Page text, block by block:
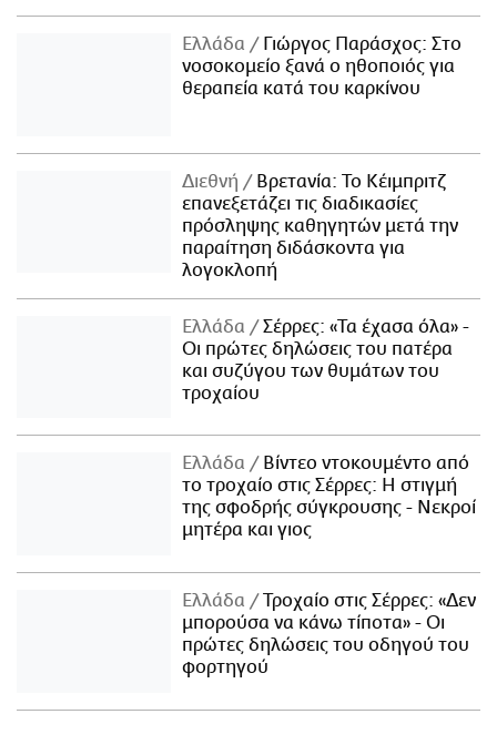
Ελλάδα
Γιώργος Παράσχος: Στο
νοσοκομείο ξανά ο ηθοποιός για
θεραπεία κατά του καρκίνου
Διεθνή
Βρετανία: Το Κέιμπριτζ
επανεξετάζει τις διαδικασίες
πρόσληψης καθηγητών μετά την
παραίτηση διδάσκοντα για
λογοκλοπή
Ελλάδα
Σέρρες: «Τα έχασα όλα» -
Οι πρώτες δηλώσεις του πατέρα
και συζύγου των θυμάτων του
τροχαίου
Ελλάδα
Βίντεο ντοκουμέντο από
το τροχαίο στις Σέρρες: Η στιγμή
της σφοδρής σύγκρουσης - Νεκροί
μητέρα και γιος
Ελλάδα
Τροχαίο στις Σέρρες: «Δεν
μπορούσα να κάνω τίποτα» - Οι
πρώτες δηλώσεις του οδηγού του
φορτηγού